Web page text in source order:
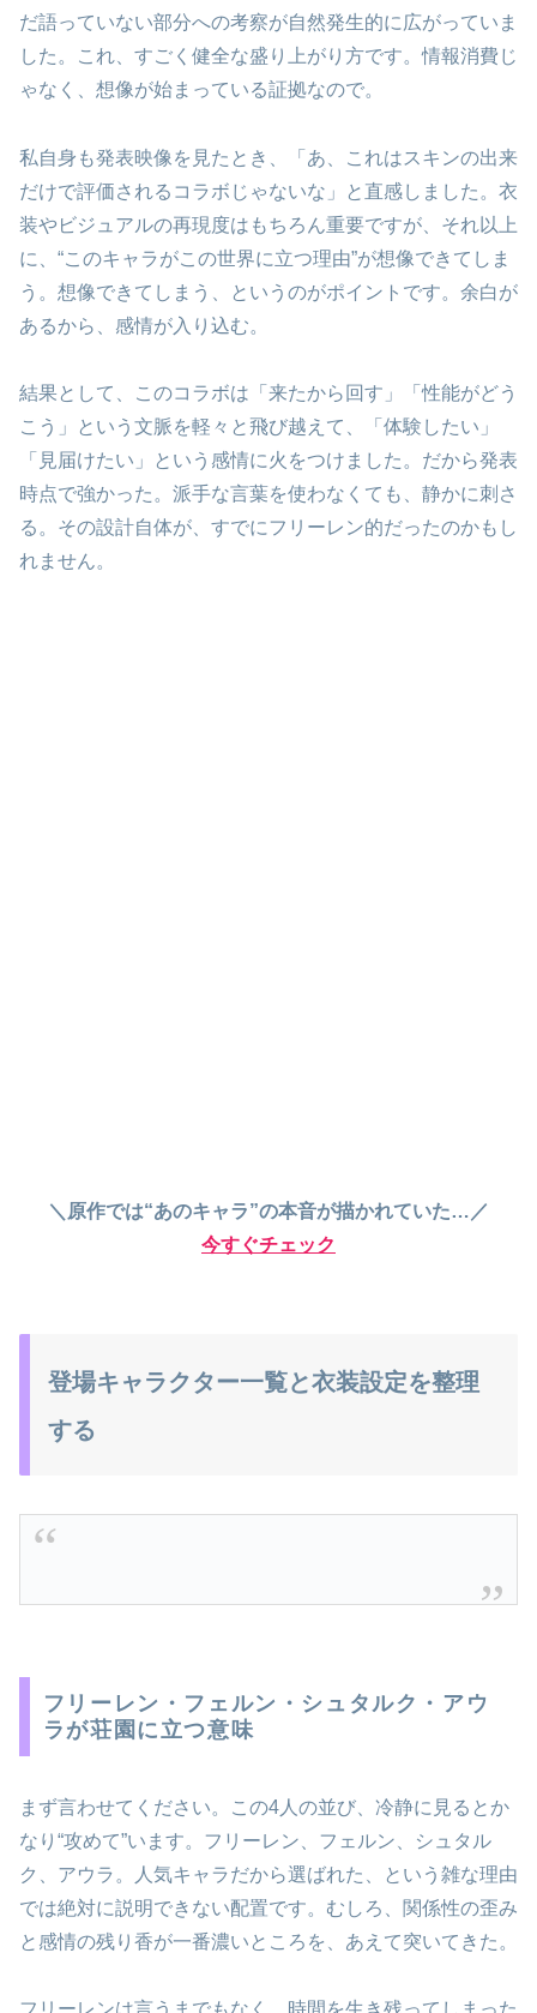
だ語っていない部分への考察が自然発生的に広がっていま
した。これ、すごく健全な盛り上がり方です。情報消費じ
ゃなく、想像が始まっている証拠なので。
私自身も発表映像を見たとき、「あ、これはスキンの出来
だけで評価されるコラボじゃないな」と直感しました。衣
装やビジュアルの再現度はもちろん重要ですが、それ以上
に、“このキャラがこの世界に立つ理由”が想像できてしま
う。想像できてしまう、というのがポイントです。余白が
あるから、感情が入り込む。
結果として、このコラボは「来たから回す」「性能がどう
こう」という文脈を軽々と飛び越えて、「体験したい」
「見届けたい」という感情に火をつけました。だから発表
時点で強かった。派手な言葉を使わなくても、静かに刺さ
る。その設計自体が、すでにフリーレン的だったのかもし
れません。
＼原作では“あのキャラ”の本音が描かれていた…／
今すぐチェック
登場キャラクター一覧と衣装設定を整理
する
フリーレン・フェルン・シュタルク・アウ
ラが荘園に立つ意味
まず言わせてください。この4人の並び、冷静に見るとか
なり“攻めて”います。フリーレン、フェルン、シュタル
ク、アウラ。人気キャラだから選ばれた、という雑な理由
では絶対に説明できない配置です。むしろ、関係性の歪み
と感情の残り香が一番濃いところを、あえて突いてきた。